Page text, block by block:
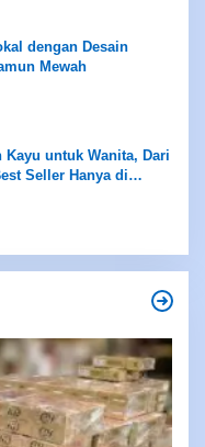
dengan Desain
Mewah
untuk Wanita, Dari
Seller Hanya di